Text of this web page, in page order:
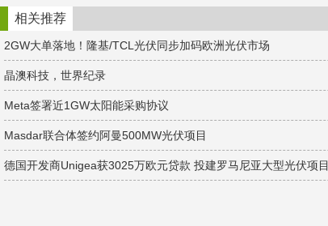
t
e
b
o
d
n
相关推荐
2GW大单落地！隆基/TCL光伏同步加码欧洲光伏市场
晶澳科技，世界纪录
Meta签署近1GW太阳能采购协议
Masdar联合体签约阿曼500MW光伏项目
德国开发商Unigea获3025万欧元贷款 投建罗马尼亚大型光伏项目